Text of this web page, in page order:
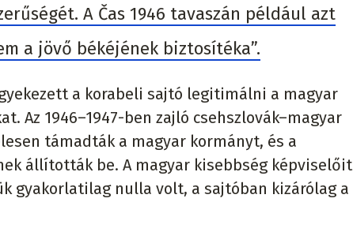
A Čas 1946 tavaszán például azt
a jövő békéjének biztosítéka”.
a korabeli sajtó legitimálni a magyar
Az 1946–1947-ben zajló csehszlovák–magyar
támadták a magyar kormányt, és a
állították be. A magyar kisebbség képviselőit
gyakorlatilag nulla volt, a sajtóban kizárólag a